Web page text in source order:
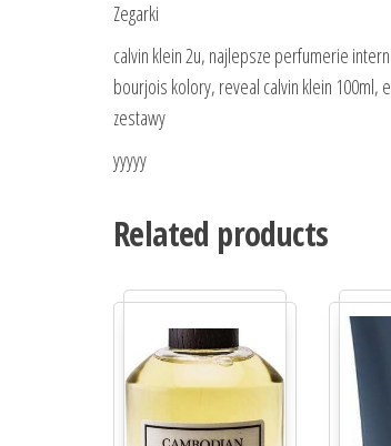
Zegarki
calvin klein 2u, najlepsze perfumerie
bourjois kolory, reveal calvin klein 100ml,
zestawy
yyyyy
Related products